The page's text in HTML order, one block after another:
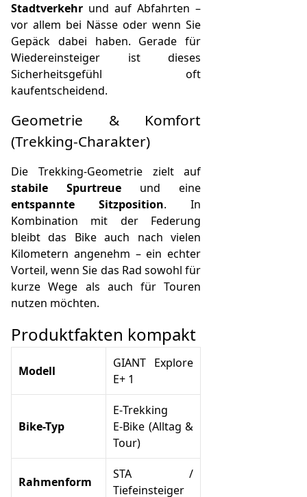
Stadtverkehr und auf Abfahrten –
vor allem bei Nässe oder wenn Sie
Gepäck dabei haben. Gerade für
Wiedereinsteiger ist dieses
Sicherheitsgefühl oft
kaufentscheidend.
Geometrie & Komfort
(Trekking-Charakter)
Die Trekking-Geometrie zielt auf
stabile Spurtreue und eine
entspannte Sitzposition. In
Kombination mit der Federung
bleibt das Bike auch nach vielen
Kilometern angenehm – ein echter
Vorteil, wenn Sie das Rad sowohl für
kurze Wege als auch für Touren
nutzen möchten.
Produktfakten kompakt
Modell
GIANT Explore
E+ 1
Bike-Typ
E‑Trekking
E‑Bike (Alltag &
Tour)
Rahmenform
STA /
Tiefeinsteiger